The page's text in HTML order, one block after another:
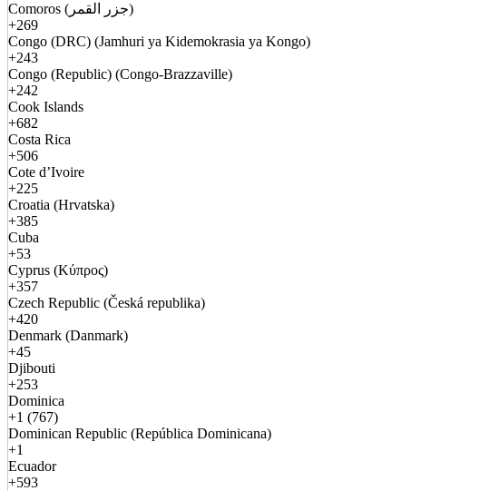
Comoros (جزر القمر)
+269
Congo (DRC) (Jamhuri ya Kidemokrasia ya Kongo)
+243
Congo (Republic) (Congo-Brazzaville)
+242
Cook Islands
+682
Costa Rica
+506
Cote d’Ivoire
+225
Croatia (Hrvatska)
+385
Cuba
+53
Cyprus (Κύπρος)
+357
Czech Republic (Česká republika)
+420
Denmark (Danmark)
+45
Djibouti
+253
Dominica
+1 (767)
Dominican Republic (República Dominicana)
+1
Ecuador
+593